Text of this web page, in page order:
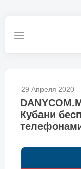
29 Апреля 2020
Кубани